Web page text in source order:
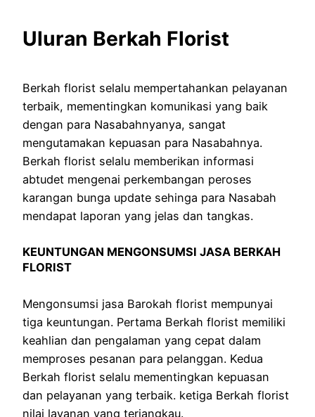
Uluran Berkah Florist
Berkah florist selalu mempertahankan pelayanan
terbaik, mementingkan komunikasi yang baik
dengan para Nasabahnyanya, sangat
mengutamakan kepuasan para Nasabahnya.
Berkah florist selalu memberikan informasi
abtudet mengenai perkembangan peroses
karangan bunga update sehinga para Nasabah
mendapat laporan yang jelas dan tangkas.
KEUNTUNGAN MENGONSUMSI JASA BERKAH
FLORIST
Mengonsumsi jasa Barokah florist mempunyai
tiga keuntungan. Pertama Berkah florist memiliki
keahlian dan pengalaman yang cepat dalam
memproses pesanan para pelanggan. Kedua
Berkah florist selalu mementingkan kepuasan
dan pelayanan yang terbaik. ketiga Berkah florist
nilai layanan yang terjangkau.